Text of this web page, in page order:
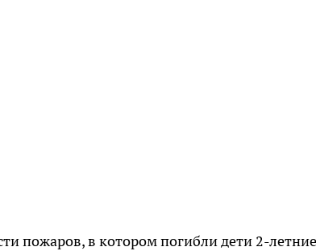
пожаров, в котором погибли дети 2-